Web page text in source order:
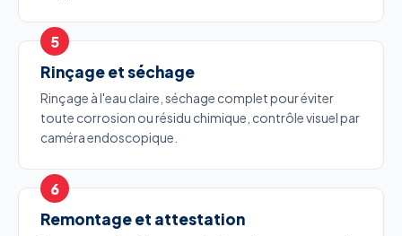
Rinçage et séchage
Rinçage à l'eau claire, séchage complet pour éviter
toute corrosion ou résidu chimique, contrôle visuel par
caméra endoscopique.
Remontage et attestation